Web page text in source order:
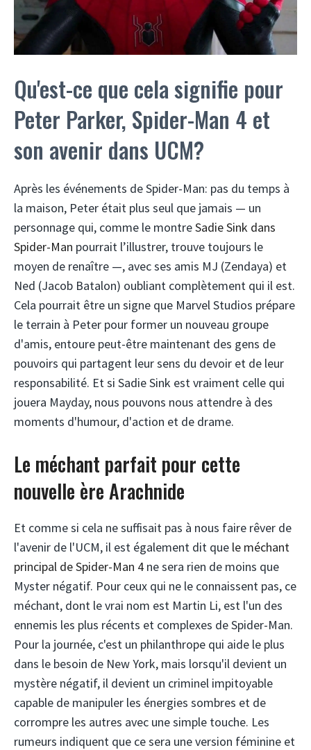
Qu'est-ce que cela signifie pour
Peter Parker, Spider-Man 4 et
son avenir dans UCM?
Après les événements de Spider-Man: pas du temps à
la maison, Peter était plus seul que jamais — un
personnage qui, comme le montreSadie Sink dans
Spider-Man pourrait l’illustrer, trouve toujours le
moyen de renaître —, avec ses amis MJ (Zendaya) et
Ned (Jacob Batalon) oubliant complètement qui il est.
Cela pourrait être un signe que Marvel Studios prépare
le terrain à Peter pour former un nouveau groupe
d'amis, entoure peut-être maintenant des gens de
pouvoirs qui partagent leur sens du devoir et de leur
responsabilité. Et si Sadie Sink est vraiment celle qui
jouera Mayday, nous pouvons nous attendre à des
moments d'humour, d'action et de drame.
Le méchant parfait pour cette
nouvelle ère Arachnide
Et comme si cela ne suffisait pas à nous faire rêver de
l'avenir de l'UCM, il est également dit que le méchant
principal de Spider-Man 4 ne sera rien de moins que
Myster négatif. Pour ceux qui ne le connaissent pas, ce
méchant, dont le vrai nom est Martin Li, est l'un des
ennemis les plus récents et complexes de Spider-Man.
Pour la journée, c'est un philanthrope qui aide le plus
dans le besoin de New York, mais lorsqu'il devient un
mystère négatif, il devient un criminel impitoyable
capable de manipuler les énergies sombres et de
corrompre les autres avec une simple touche. Les
rumeurs indiquent que ce sera une version féminine et